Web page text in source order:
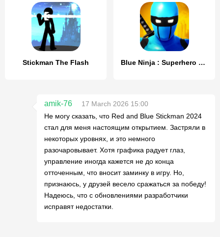
Stickman The Flash Blue Ninja : Superhero Game
amik-76
17 March 2026 15:00
Не могу сказать, что Red and Blue Stickman 2024
стал для меня настоящим открытием. Застряли в
некоторых уровнях, и это немного
разочаровывает. Хотя графика радует глаз,
управление иногда кажется не до конца
отточенным, что вносит заминку в игру. Но,
признаюсь, у друзей весело сражаться за победу!
Надеюсь, что с обновлениями разработчики
исправят недостатки.